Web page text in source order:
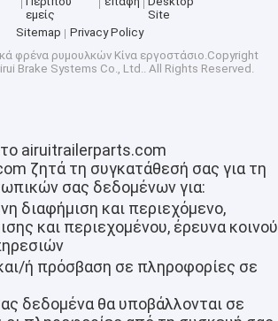
εμείς
Site
Sitemap
Privacy Policy
φρένα ρυμουλκώνΚίνα εργοστάσιο.Copyright
Brake Systems Co., Ltd.. All Rights Reserved.
airuitrailerparts.com
ζητά τη συγκατάθεσή σας για τη
σας δεδομένων για:
διαφήμιση και περιεχόμενο,
και περιεχομένου, έρευνα κοινού
ή πρόσβαση σε πληροφορίες σε
δεδομένα θα υποβάλλονται σε